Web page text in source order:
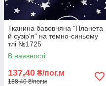
Тканина бавовняна "Планета
й сузір'я" на темно-синьому
тлі №1725
В наявності
137,40 ₴/пог.м
188,40 ₴/пог.м